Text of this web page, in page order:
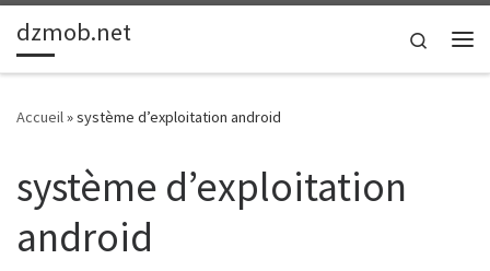
Passer au contenu
dzmob.net
Search
Accueil»système d’exploitation android
système d’exploitation
android